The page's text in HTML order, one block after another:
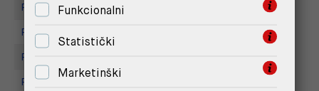
Replay store, Arena centar
Replay Store, City Center One
Replay Store, Joker Centar
Replay Store, Mall of Split
Funkcionalni
Statistički
Marketinški